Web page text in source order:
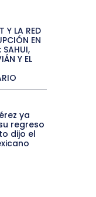
Y LA RED
EN
SAHUI,
Y EL
ya
regreso
dijo el